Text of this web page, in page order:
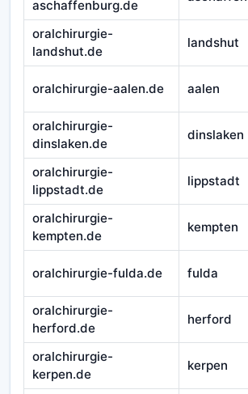
aschaffenburg.de
oralchirurgie-
landshut.de
landshut
oralchirurgie-aalen.de aalen
oralchirurgie-
dinslaken.de
dinslaken
oralchirurgie-
lippstadt.de
lippstadt
oralchirurgie-
kempten.de
kempten
oralchirurgie-fulda.de fulda
oralchirurgie-
herford.de
herford
oralchirurgie-
kerpen.de
kerpen